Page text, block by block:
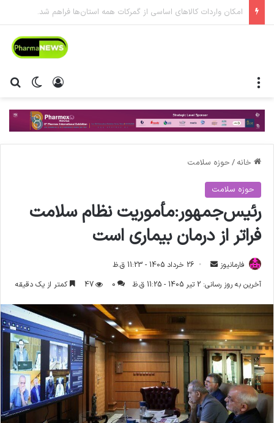
بزرگترین تجمع داروسازان ایران برگزار خواهد شد
تغییر ورود
خانه / حوزه سلامت
حوزه سلامت
رئیس‌جمهور:مأموریت نظام سلامت
فراتر از درمان بیماری است
فارمانیوز
ا
ی
م
ی
ل
26 خرداد 1405 - 11:23 ق.ظ
آخرین به روز رسانی: 2 تیر 1405 - 11:25 ق.ظ
0
47 کمتر از یک دقیقه